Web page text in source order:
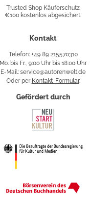
Käuferschutz
Trusted Shop Käuferschutz
€100 kostenlos abgesichert.
Kontakt
Telefon: +49 89 215570310
Mo. bis Fr., 9:00 Uhr bis 18:00 Uhr
E-Mail: service@autorenwelt.de
Oder per Kontakt-Formular.
Gefördert durch